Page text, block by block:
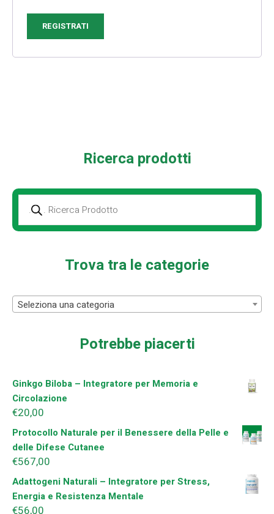
REGISTRATI
Ricerca prodotti
Prodotti
della
ricerca
Trova tra le categorie
Seleziona una categoria
Potrebbe piacerti
Ginkgo Biloba – Integratore per Memoria e
Circolazione
€20,00
Protocollo Naturale per il Benessere della Pelle e
delle Difese Cutanee
€567,00
Adattogeni Naturali – Integratore per Stress,
Energia e Resistenza Mentale
€56,00